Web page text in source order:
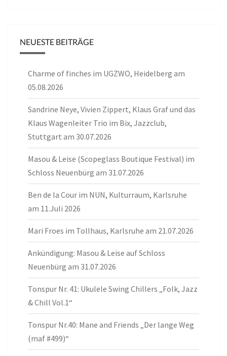
NEUESTE BEITRÄGE
Charme of finches im UGZWO, Heidelberg am
05.08.2026
Sandrine Neye, Vivien Zippert, Klaus Graf und das
Klaus Wagenleiter Trio im Bix, Jazzclub,
Stuttgart am 30.07.2026
Masou & Leise (Scopeglass Boutique Festival) im
Schloss Neuenbürg am 31.07.2026
Ben de la Cour im NUN, Kulturraum, Karlsruhe
am 11.Juli 2026
Mari Froes im Tollhaus, Karlsruhe am 21.07.2026
Ankündigung: Masou & Leise auf Schloss
Neuenbürg am 31.07.2026
Tonspur Nr. 41: Ukulele Swing Chillers „Folk, Jazz
& Chill Vol.1“
Tonspur Nr.40: Mane and Friends „Der lange Weg
(maf #499)“